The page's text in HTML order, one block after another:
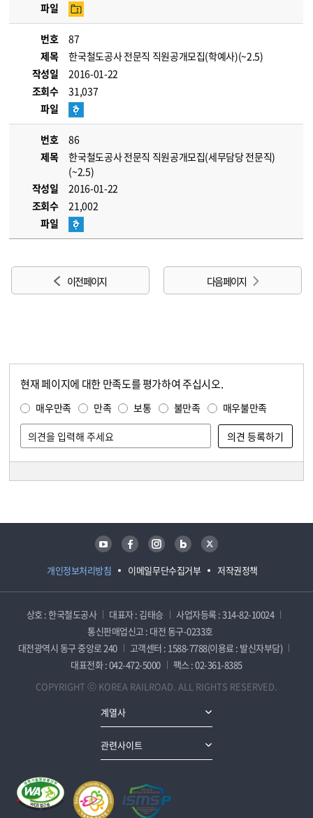
파일
번호
87
제목
한국철도공사 전문직 직원공개모집(학예사)(~2.5)
작성일
2016-01-22
조회수
31,037
파일
번호
86
제목
한국철도공사 전문직 직원공개모집(세무담당 전문직)
(~2.5)
작성일
2016-01-22
조회수
21,002
파일
이전 페이지 다음 페이지
현재 페이지에 대한 만족도를 평가하여 주십시오.
매우만족 만족 보통 불만족 매우불만족
개인정보처리방침 이메일무단수집거부 저작권정책
유튜브 페이스북 인스타그램 블로그 트위터
상호 : 한국철도공사 대표자 : 김태승
사업자등록 : 314-82-10024
통신판매업신고 : 대전 동구-0233호
대전광역시 동구 중앙로 240
고객센터 : 1588-7788(이용료 : 발신자부담)
대표전화 : 042-472-5000
팩스 : 02-361-8385
COPYRIGHT ⓒ KOREA RAILROAD. ALL RIGHTS RESERVED.
계열사
관련사이트